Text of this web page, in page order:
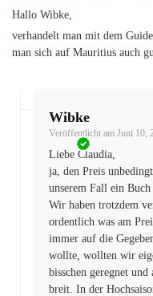
Hallo Wibke,
verhandelt man mit dem
man sich auf Mauritius auch
Wibke
Veröffentlicht am Juni 10,
Liebe Claudia,
ja, den Preis
unserem Fall ein Buch
Wir haben trotzdem
ordentlich was am
immer auf die
wollte, wollten wir
bisschen geregnet
breit. In der